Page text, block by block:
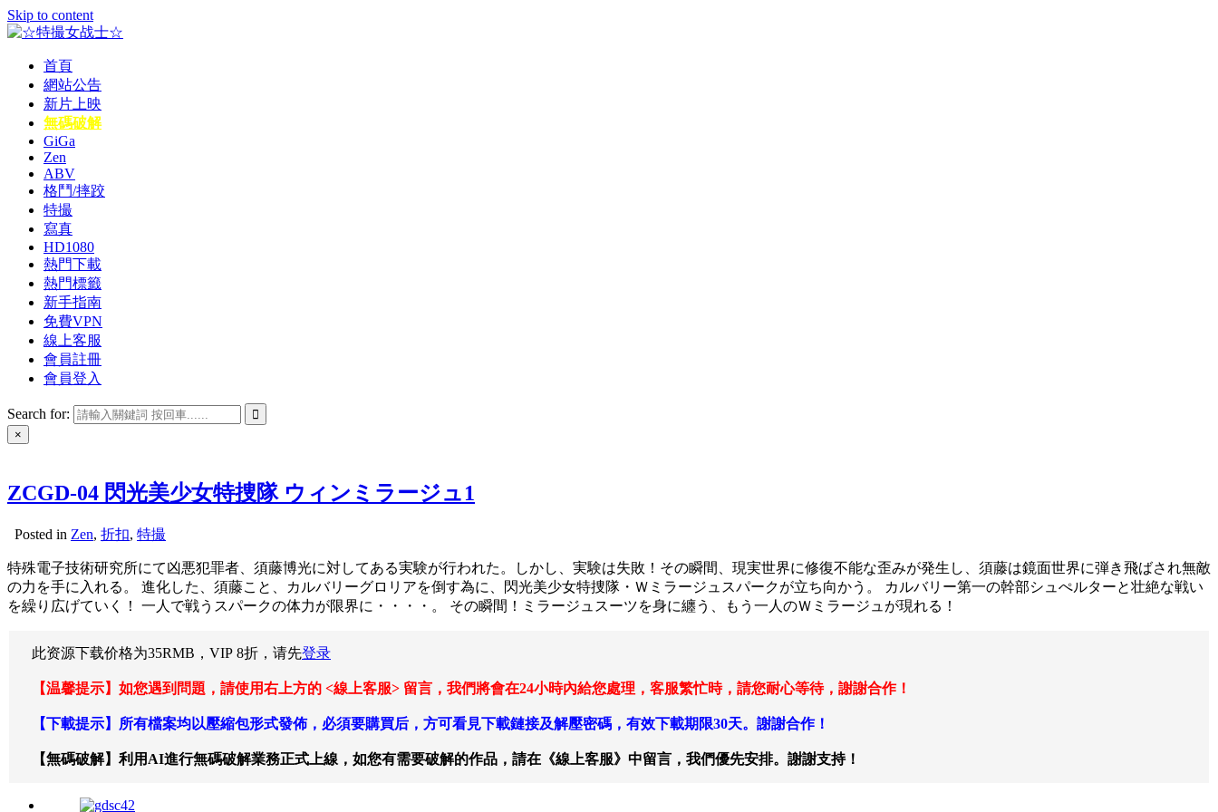
Skip to content
☆特撮女战士☆
特撮女战士、女奥特曼、女戦闘員、太陽の戦士、苍月女战士電影網！
首頁
網站公告
新片上映
無碼破解
GiGa
Zen
ABV
格鬥/摔跤
特撮
寫真
HD1080
熱門下載
熱門標籤
新手指南
免費VPN
線上客服
會員註冊
會員登入
Search for:
×
ZCGD-04 閃光美少女特捜隊 ウィンミラージュ1
Posted in Zen, 折扣, 特撮
特殊電子技術研究所にて凶悪犯罪者、須藤博光に対してある実験が行われた。しかし、実験は失敗！その瞬間、現実世界に修復不能な歪みが発生し、須藤は鏡面世界に弾き飛ばされ無敵
の力を手に入れる。 進化した、須藤こと、カルバリーグロリアを倒す為に、閃光美少女特捜隊・Ｗミラージュスパークが立ち向かう。 カルバリー第一の幹部シュぺルターと壮絶な戦い
を繰り広げていく！ 一人で戦うスパークの体力が限界に・・・・。 その瞬間！ミラージュスーツを身に纏う、もう一人のＷミラージュが現れる！
此资源下载价格为35RMB，VIP 8折，请先登录
【温馨提示】如您遇到問題，請使用右上方的 <線上客服> 留言，我們將會在24小時內給您處理，客服繁忙時，請您耐心等待，謝謝合作！
【下載提示】所有檔案均以壓縮包形式發佈，必須要購買后，方可看見下載鏈接及解壓密碼，有效下載期限30天。謝謝合作！
【無碼破解】利用AI進行無碼破解業務正式上線，如您有需要破解的作品，請在《線上客服》中留言，我們優先安排。謝謝支持！